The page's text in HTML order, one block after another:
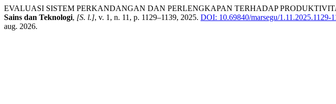
EVALUASI SISTEM PERKANDANGAN DAN PERLENGKAPAN TERHADAP
Sains dan Teknologi, [S. l.], v. 1, n. 11, p. 1129–1139, 2025. DOI: 10.69840/marsegu/1.11.2025.1129-
aug. 2026.